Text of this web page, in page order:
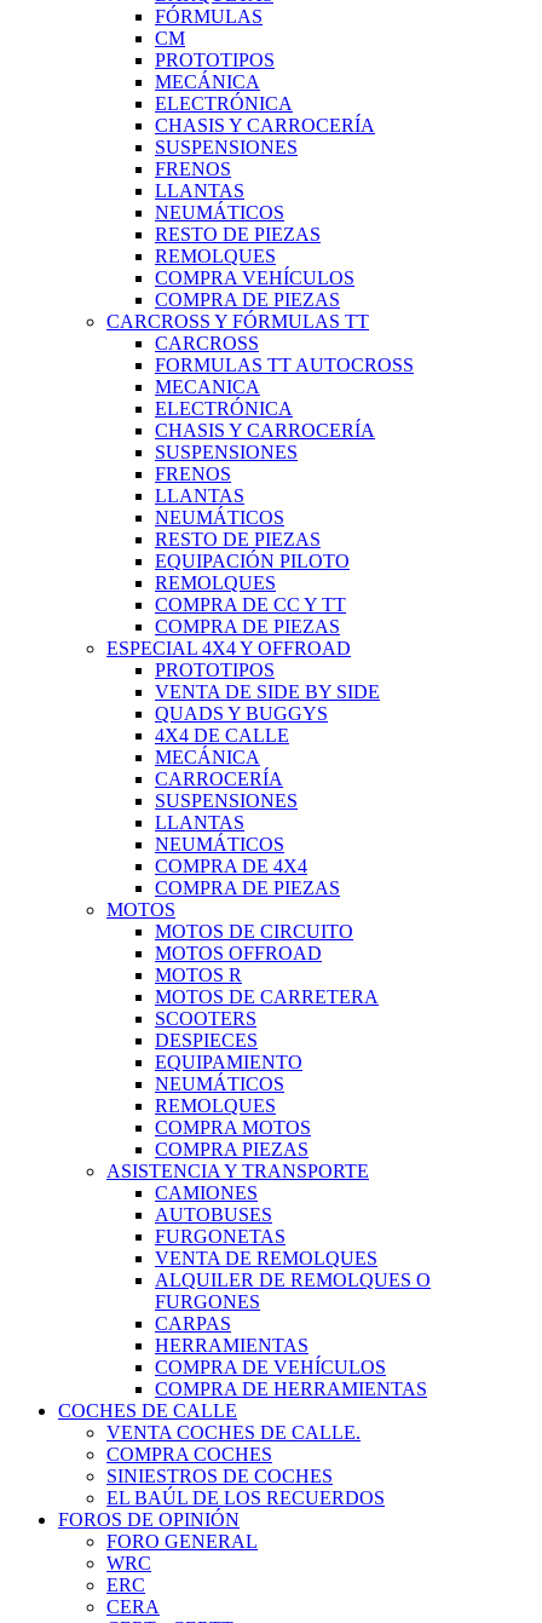
FÓRMULAS
CM
PROTOTIPOS
MECÁNICA
ELECTRÓNICA
CHASIS Y CARROCERÍA
SUSPENSIONES
FRENOS
LLANTAS
NEUMÁTICOS
RESTO DE PIEZAS
REMOLQUES
COMPRA VEHÍCULOS
COMPRA DE PIEZAS
CARCROSS Y FÓRMULAS TT
CARCROSS
FORMULAS TT AUTOCROSS
MECANICA
ELECTRÓNICA
CHASIS Y CARROCERÍA
SUSPENSIONES
FRENOS
LLANTAS
NEUMÁTICOS
RESTO DE PIEZAS
EQUIPACIÓN PILOTO
REMOLQUES
COMPRA DE CC Y TT
COMPRA DE PIEZAS
ESPECIAL 4X4 Y OFFROAD
PROTOTIPOS
VENTA DE SIDE BY SIDE
QUADS Y BUGGYS
4X4 DE CALLE
MECÁNICA
CARROCERÍA
SUSPENSIONES
LLANTAS
NEUMÁTICOS
COMPRA DE 4X4
COMPRA DE PIEZAS
MOTOS
MOTOS DE CIRCUITO
MOTOS OFFROAD
MOTOS R
MOTOS DE CARRETERA
SCOOTERS
DESPIECES
EQUIPAMIENTO
NEUMÁTICOS
REMOLQUES
COMPRA MOTOS
COMPRA PIEZAS
ASISTENCIA Y TRANSPORTE
CAMIONES
AUTOBUSES
FURGONETAS
VENTA DE REMOLQUES
ALQUILER DE REMOLQUES O
FURGONES
CARPAS
HERRAMIENTAS
COMPRA DE VEHÍCULOS
COMPRA DE HERRAMIENTAS
COCHES DE CALLE
VENTA COCHES DE CALLE.
COMPRA COCHES
SINIESTROS DE COCHES
EL BAÚL DE LOS RECUERDOS
FOROS DE OPINIÓN
FORO GENERAL
WRC
ERC
CERA